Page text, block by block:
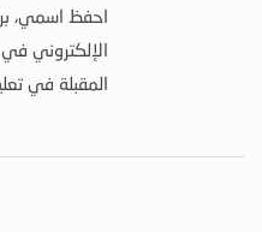
احفظ اسمي،
الإلكتروني
المقبلة في